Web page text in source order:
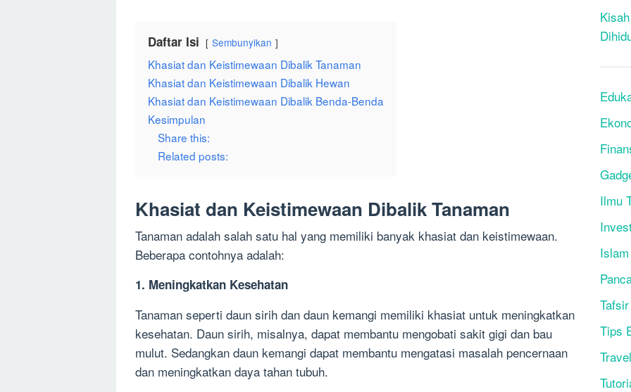
Daftar Isi Sembunyikan
Khasiat dan Keistimewaan Dibalik Tanaman
Khasiat dan Keistimewaan Dibalik Hewan
Khasiat dan Keistimewaan Dibalik Benda-Benda
Kesimpulan
Share this:
Related posts:
Khasiat dan Keistimewaan Dibalik Tanaman
Tanaman adalah salah satu hal yang memiliki banyak khasiat dan keistimewaan.
Beberapa contohnya adalah:
1. Meningkatkan Kesehatan
Tanaman seperti daun sirih dan daun kemangi memiliki khasiat untuk meningkatkan
kesehatan. Daun sirih, misalnya, dapat membantu mengobati sakit gigi dan bau
mulut. Sedangkan daun kemangi dapat membantu mengatasi masalah pencernaan
dan meningkatkan daya tahan tubuh.
Ilmu
Tafsir
Tips